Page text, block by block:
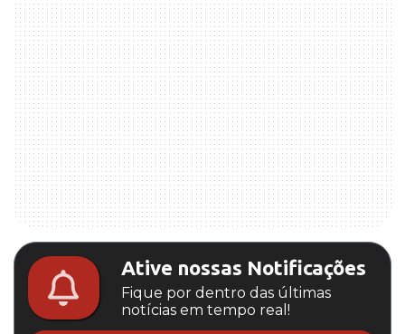
Ative nossas Notificações
Fique por dentro das últimas
notícias em tempo real!